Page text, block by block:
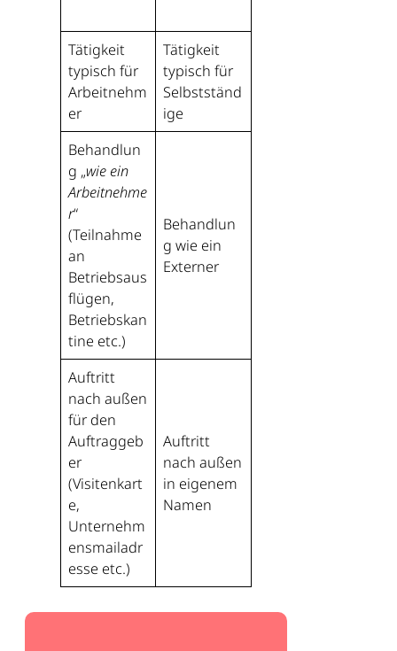
Tätigkeit
typisch für
Arbeitnehm
er
Tätigkeit
typisch für
Selbstständ
ige
Behandlun
g „wie ein
Arbeitnehme
r“
(Teilnahme
an
Betriebsaus
flügen,
Betriebskan
tine etc.)
Behandlun
g wie ein
Externer
Auftritt
nach außen
für den
Auftraggeb
er
(Visitenkart
e,
Unternehm
ensmailadr
esse etc.)
Auftritt
nach außen
in eigenem
Namen